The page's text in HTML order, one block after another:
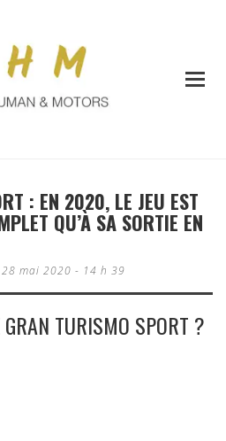
: EN 2020, LE JEU EST
QU’À SA SORTIE EN
28 mai 2020 - 14 h 39
TURISMO SPORT ?